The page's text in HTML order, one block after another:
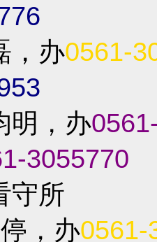
，办0561-
明，办
3055770
守所
，办0561-